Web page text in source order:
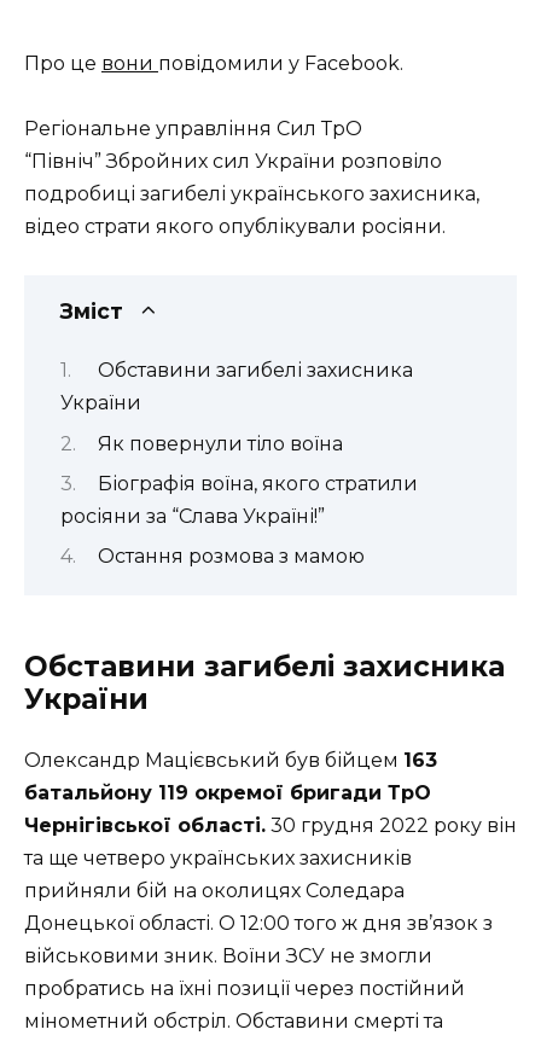
Про це вони повідомили у Facebook.
Регіональне управління Сил ТрО
“Північ” Збройних сил України розповіло
подробиці загибелі українського захисника,
відео страти якого опублікували росіяни.
Зміст
Обставини загибелі захисника
України
Як повернули тіло воїна
Біографія воїна, якого стратили
росіяни за “Слава Україні!”
Остання розмова з мамою
Обставини загибелі захисника
України
Олександр Мацієвський був бійцем 163
батальйону 119 окремої бригади ТрО
Чернігівської області. 30 грудня 2022 року він
та ще четверо українських захисників
прийняли бій на околицях Соледара
Донецької області. О 12:00 того ж дня зв’язок з
військовими зник. Воїни ЗСУ не змогли
пробратись на їхні позиції через постійний
мінометний обстріл. Обставини смерті та